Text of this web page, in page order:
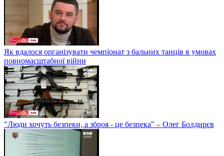
Як вдалося організувати чемпіонат з бальних танців в умовах
повномасштабної війни
"Люди хочуть безпеки, а зброя - це безпека" – Олег Болдирєв